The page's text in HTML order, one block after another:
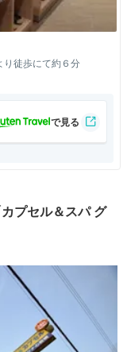
り徒歩にて約６分
プセル＆スパ グ